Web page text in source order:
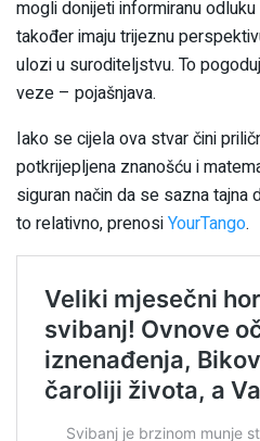
mogli donijeti informiranu
također imaju trijeznu
ulozi u suroditeljstvu. To
veze – pojašnjava.
Iako se cijela ova stvar čini
potkrijepljena znanošću i
siguran način da se sazna tajna
to relativno, prenosiYourTango.